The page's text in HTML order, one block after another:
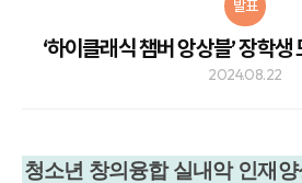
발표
‘하이클래식 챔버 앙상블’ 장학
2024.08.22
청소년 창의융합 실내악 인재